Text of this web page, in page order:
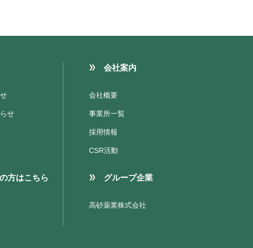
せ
方はこちら
会社案内
会社概要
事業所一覧
採用情報
CSR活動
グループ企業
高砂薬業株式会社